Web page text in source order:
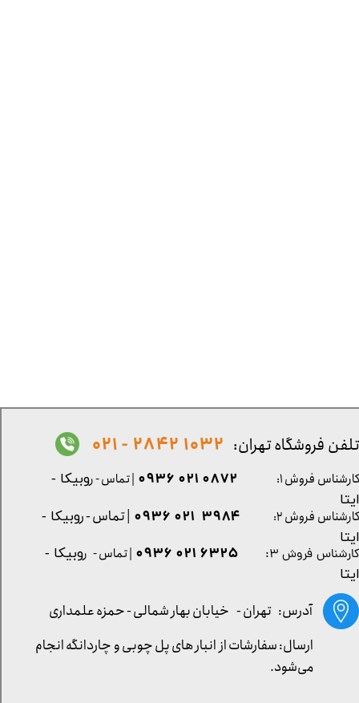
کارشناس فروش ۳: ۶۳۲۵ ۰۲۱ ۰۹۳۶ | تماس - روبیکا -
ایتا
آدرس: تهران - خیابان بهار شمالی - حمزه علمداری
تلفن فروشگاه تهران: 1032 2842 - 021
کارشناس فروش ۱: 0872 021 0936 | تماس - روبیکا -
ایتا
کارشناس فروش ۲:
۳۹۸۴ ۰۲۱ ۰۹۳۶ | تماس - روبیکا -
ایتا
ارسال: سفارشات از انبار های پل چوبی و چاردانگه انجام
می‌شود.